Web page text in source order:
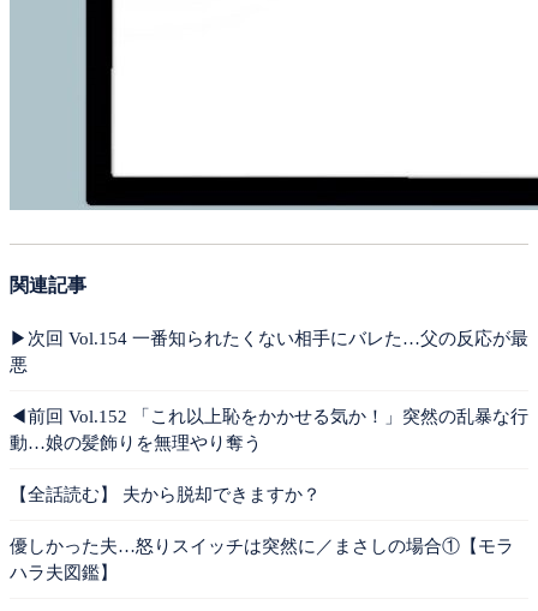
関連記事
▶︎次回 Vol.154 一番知られたくない相手にバレた…父の反応が最
悪
◀︎前回 Vol.152 「これ以上恥をかかせる気か！」突然の乱暴な行
動…娘の髪飾りを無理やり奪う
【全話読む】 夫から脱却できますか？
優しかった夫…怒りスイッチは突然に／まさしの場合①【モラ
ハラ夫図鑑】